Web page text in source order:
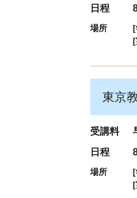
日程
場所 [
[
東京
受講料
日程
場所 [
[